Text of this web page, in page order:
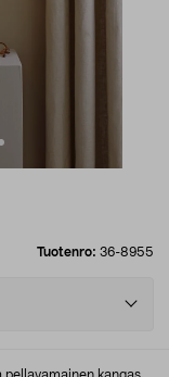
Tuotenro: 36-8955